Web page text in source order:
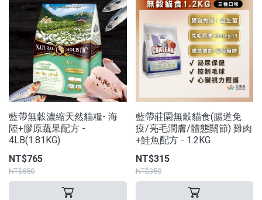
藍帶無穀濃縮天然貓糧- 海
陸+膠原蔬果配方 -
4LB(1.81KG)
NT$765
NT$850
藍帶莊園無穀貓食(腸道免
疫/亮毛潤膚/體態關節) 雞肉
+鮭魚配方 - 1.2KG
NT$315
NT$350